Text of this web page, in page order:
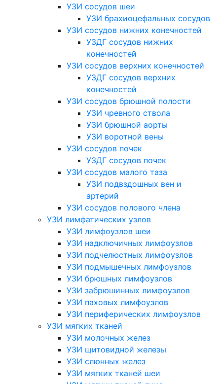
УЗИ сосудов шеи
УЗИ брахиоцефальных сосудов
УЗИ сосудов нижних конечностей
УЗДГ сосудов нижних
конечностей
УЗИ сосудов верхних конечностей
УЗДГ сосудов верхних
конечностей
УЗИ сосудов брюшной полости
УЗИ чревного ствола
УЗИ брюшной аорты
УЗИ воротной вены
УЗИ сосудов почек
УЗДГ сосудов почек
УЗИ сосудов малого таза
УЗИ подвздошных вен и
артерий
УЗИ сосудов полового члена
УЗИ лимфатических узлов
УЗИ лимфоузлов шеи
УЗИ надключичных лимфоузлов
УЗИ подчелюстных лимфоузлов
УЗИ подмышечных лимфоузлов
УЗИ брюшных лимфоузлов
УЗИ забрюшинных лимфоузлов
УЗИ паховых лимфоузлов
УЗИ периферических лимфоузлов
УЗИ мягких тканей
УЗИ молочных желез
УЗИ щитовидной железы
УЗИ слюнных желез
УЗИ мягких тканей шеи